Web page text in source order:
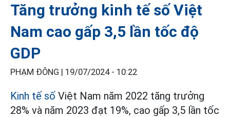
Tăng trưởng kinh tế số Việt
Nam cao gấp 3,5 lần tốc độ
GDP
PHẠM ĐÔNG | 19/07/2024 - 10:22
Kinh tế số Việt Nam năm 2022 tăng trưởng
28% và năm 2023 đạt 19%, cao gấp 3,5 lần tốc